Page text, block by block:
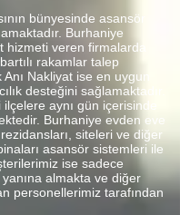
bünyesinde asansör
Burhaniye
hizmeti veren firmalarda
rakamlar talep
Nakliyat ise en uygun
desteğini sağlamaktadır.
aynı gün içerisinde
Burhaniye evden eve
siteleri ve diğer
asansör sistemleri ile
ise sadece
yanına almakta ve diğer
personellerimiz tarafından